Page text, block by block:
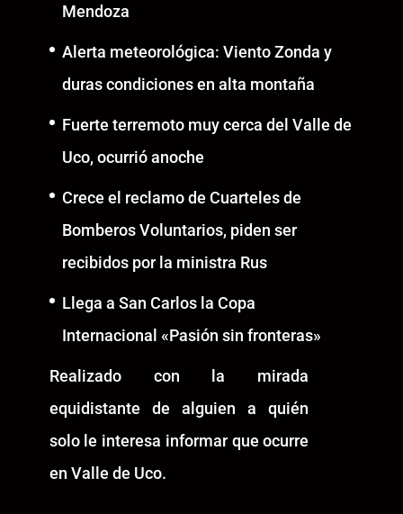
Mendoza
Alerta meteorológica: Viento Zonda y
duras condiciones en alta montaña
Fuerte terremoto muy cerca del Valle de
Uco, ocurrió anoche
Crece el reclamo de Cuarteles de
Bomberos Voluntarios, piden ser
recibidos por la ministra Rus
Llega a San Carlos la Copa
Internacional «Pasión sin fronteras»
Realizado con la mirada
equidistante de alguien a quién
solo le interesa informar que ocurre
en Valle de Uco.